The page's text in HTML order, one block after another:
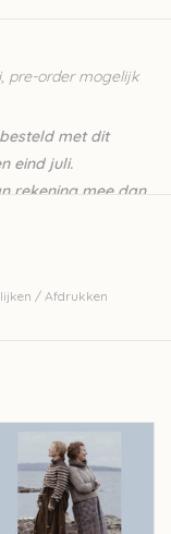
pre-order mogelijk
met dit
eind juli.
rekening mee dan
/ Afdrukken